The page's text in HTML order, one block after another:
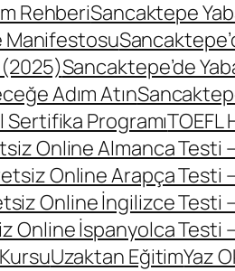
RehberiSancaktepe
Manifestosu
Sancaktepe’de
Adım Atın
Sertifika ProgramıTOEFL
Online Almanca Testi
Online Arapça Testi
Online İngilizce Testi
Online İspanyolca Testi
Uzaktan EğitimYaz